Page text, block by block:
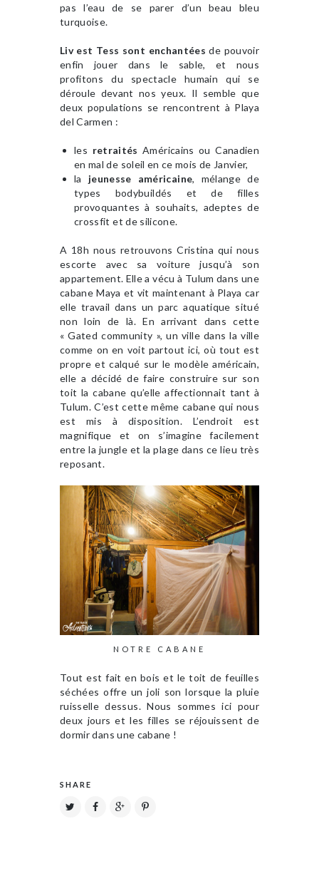
pas l’eau de se parer d’un beau bleu
turquoise.
Liv est Tess sont enchantées de pouvoir
enfin jouer dans le sable, et nous
profitons du spectacle humain qui se
déroule devant nos yeux. Il semble que
deux populations se rencontrent à Playa
del Carmen :
les retraités Américains ou Canadien
en mal de soleil en ce mois de Janvier,
la jeunesse américaine, mélange de
types bodybuildés et de filles
provoquantes à souhaits, adeptes de
crossfit et de silicone.
A 18h nous retrouvons Cristina qui nous
escorte avec sa voiture jusqu’à son
appartement. Elle a vécu à Tulum dans une
cabane Maya et vit maintenant à Playa car
elle travail dans un parc aquatique situé
non loin de là. En arrivant dans cette
« Gated community », un ville dans la ville
comme on en voit partout ici, où tout est
propre et calqué sur le modèle américain,
elle a décidé de faire construire sur son
toit la cabane qu’elle affectionnait tant à
Tulum. C’est cette même cabane qui nous
est mis à disposition. L’endroit est
magnifique et on s’imagine facilement
entre la jungle et la plage dans ce lieu très
reposant.
NOTRE CABANE
Tout est fait en bois et le toit de feuilles
séchées offre un joli son lorsque la pluie
ruisselle dessus. Nous sommes ici pour
deux jours et les filles se réjouissent de
dormir dans une cabane !
SHARE